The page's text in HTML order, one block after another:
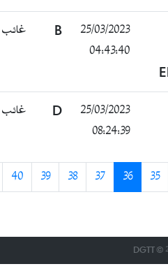
25/03/2023
B غائب
25/03/2023
D غائب
التالي »